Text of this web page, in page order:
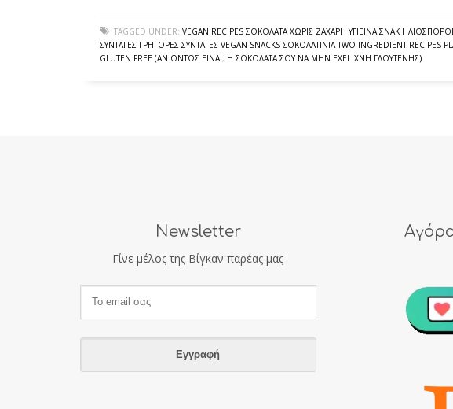
TAGGED UNDER: VEGAN RECIPES ΣΟΚΟΛΆΤΑ ΧΩΡΊΣ ΖΆΧΑΡΗ ΥΓΙΕΙΝΆ ΣΝΑΚ
ΣΥΝΤΑΓΈΣ ΓΡΉΓΟΡΕΣ ΣΥΝΤΑΓΈΣ VEGAN SNACKS ΣΟΚΟΛΑΤΊΝΙΑ TWO-INGREDIENT RECIPES
GLUTEN FREE (ΑΝ ΌΝΤΩΣ ΕΊΝΑΙ, Η ΣΟΚΟΛΆΤΑ ΣΟΥ ΝΑ ΜΗΝ ΈΧΕΙ ΊΧΝΗ ΓΛΟΥΤΈΝΗΣ)
Newsletter
Γίνε μέλος της Βίγκαν παρέας μας